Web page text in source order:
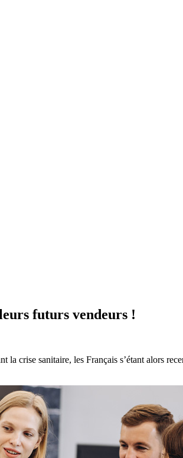
futurs vendeurs !
crise sanitaire, les Français s’étant alors